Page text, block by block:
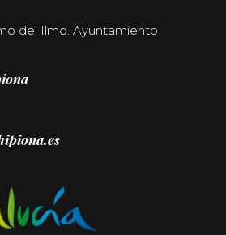
del Ilmo. Ayuntamiento